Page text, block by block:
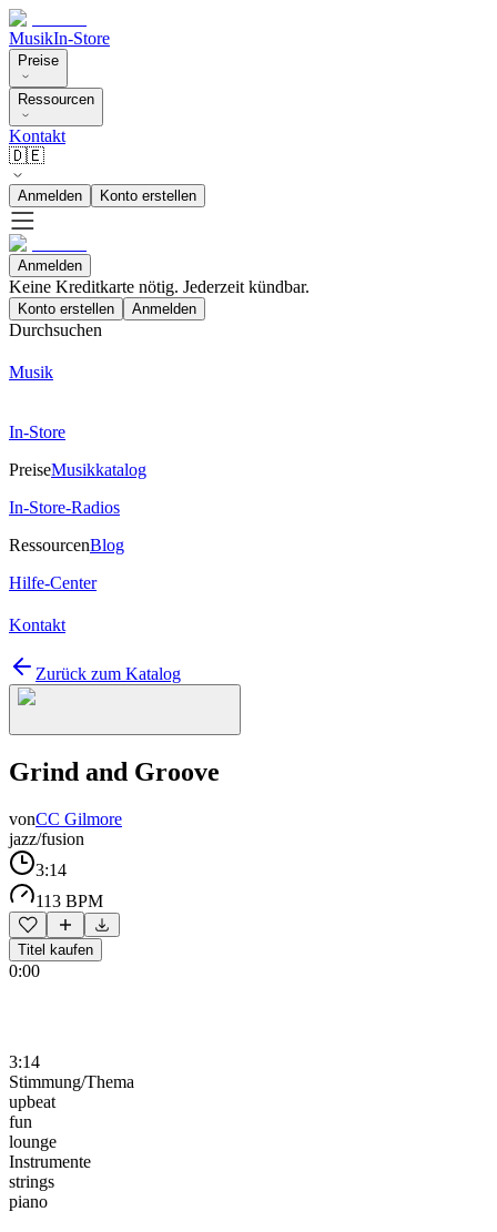
MusikIn-Store
Preise
Ressourcen
Kontakt
🇩🇪
Anmelden Konto erstellen
Anmelden
Keine Kreditkarte nötig. Jederzeit kündbar.
Konto erstellen Anmelden
Durchsuchen
Musik
In-Store
PreiseMusikkatalog
In-Store-Radios
RessourcenBlog
Hilfe-Center
Kontakt
Zurück zum Katalog
Grind and Groove
vonCC Gilmore
jazz/fusion
3:14
113 BPM
Titel kaufen
0:00
3:14
Stimmung/Thema
upbeat
fun
lounge
Instrumente
strings
piano